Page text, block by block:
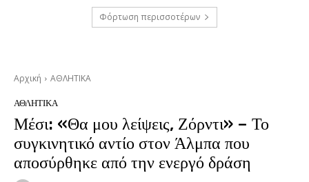
Φόρτωση περισσοτέρων